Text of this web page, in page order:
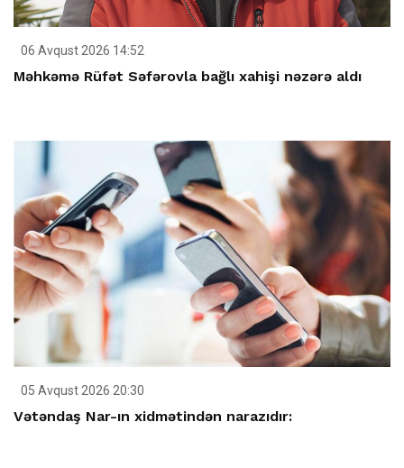
06 Avqust 2026 14:52
Məhkəmə Rüfət Səfərovla bağlı xahişi nəzərə aldı
05 Avqust 2026 20:30
Vətəndaş Nar-ın xidmətindən narazıdır: